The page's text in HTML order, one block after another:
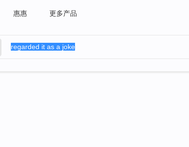
惠惠 更多产品